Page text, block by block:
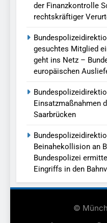
der Finanzkontrolle
rechtskräftiger
gesuchtes Mitglied
geht ins Netz –
europäischen
Einsatzmaßnahmen
Saarbrücken
Beinahekollision an
Bundespolizei
Eingriffs in den
©